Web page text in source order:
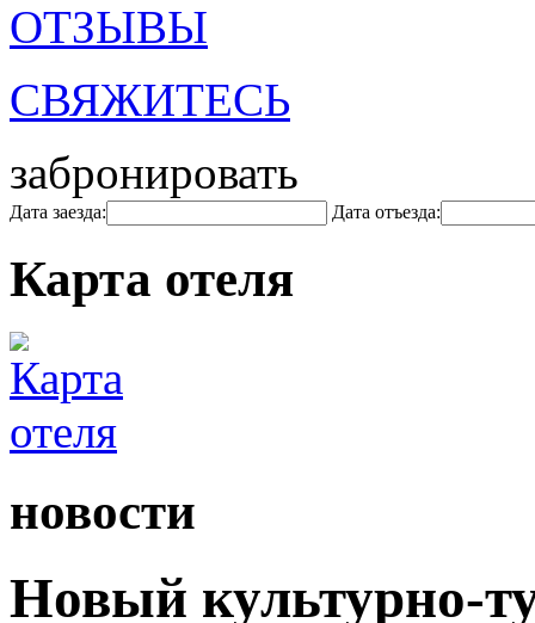
ОТЗЫВЫ
СВЯЖИТЕСЬ
забронировать
Дата заезда: Дата отъезда:
Карта отеля
новости
Новый культурно-